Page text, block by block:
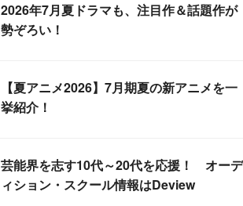
2026年7月夏ドラマも、注目作＆話題作が
勢ぞろい！
【夏アニメ2026】7月期夏の新アニメを一
挙紹介！
芸能界を志す10代～20代を応援！ オーデ
ィション・スクール情報はDeview